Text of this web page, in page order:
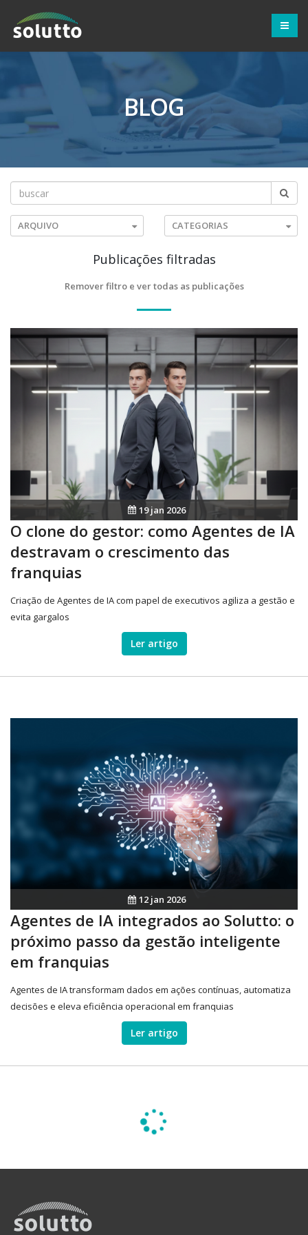
BLOG
ARQUIVO CATEGORIAS
Publicações filtradas
Remover filtro e ver todas as publicações
19 jan 2026
O clone do gestor: como Agentes de IA
destravam o crescimento das
franquias
Criação de Agentes de IA com papel de executivos agiliza a gestão e
evita gargalos
Ler artigo
12 jan 2026
Agentes de IA integrados ao Solutto: o
próximo passo da gestão inteligente
em franquias
Agentes de IA transformam dados em ações contínuas, automatiza
decisões e eleva eficiência operacional em franquias
Ler artigo